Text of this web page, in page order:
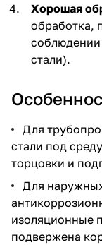
Хорошая
обработка,
стали).
Для
стали под
торцовки и
Для
изоляционные
подвержена